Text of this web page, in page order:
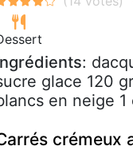
:
glace 120
en neige
crémeux